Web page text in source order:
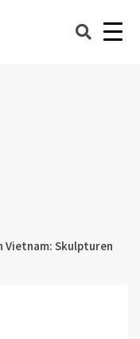
Vietnam: Skulpturen